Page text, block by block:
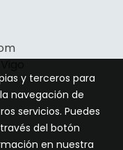
y terceros para
navegación de
servicios. Puedes
del botón
en nuestra